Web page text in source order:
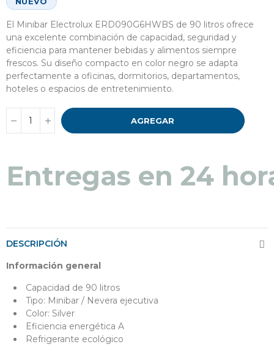
El Minibar Electrolux ERD090G6HWBS de 90 litros ofrece
una excelente combinación de capacidad, seguridad y
eficiencia para mantener bebidas y alimentos siempre
frescos. Su diseño compacto en color negro se adapta
perfectamente a oficinas, dormitorios, departamentos,
hoteles o espacios de entretenimiento.
AGREGAR
Entregas en 24
DESCRIPCIÓN
Información general
Capacidad de 90 litros
Tipo: Minibar / Nevera ejecutiva
Color: Silver
Eficiencia energética A
Refrigerante ecológico